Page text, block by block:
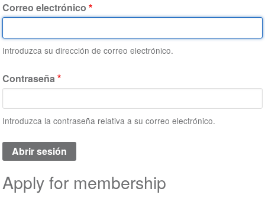
Correo electrónico
Introduzca su dirección de correo electrónico.
Contraseña
Introduzca la contraseña relativa a su correo electrónico.
Apply for membership